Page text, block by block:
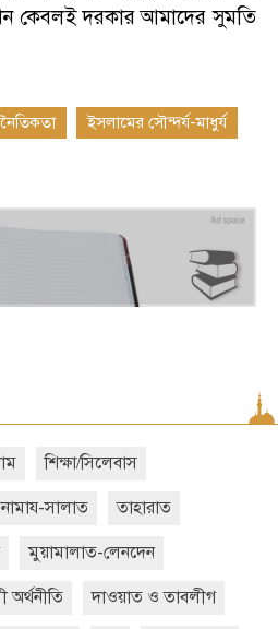
কেবলই দরকার আমাদের সুমতি
ইসলামের সৌন্দর্য-মাধুর্য
শিক্ষা/সিলেবাস
নামায-সালাত তাহারাত
মুয়ামালাত-লেনদেন
অর্থনীতি দাওয়াত ও তাবলীগ